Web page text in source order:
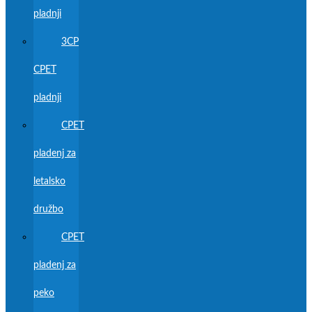
pladnji
3CP
CPET
pladnji
CPET
pladenj za
letalsko
družbo
CPET
pladenj za
peko